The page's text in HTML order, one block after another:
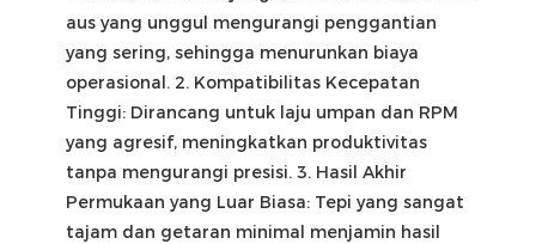
aus yang unggul mengurangi penggantian
yang sering, sehingga menurunkan biaya
operasional. 2. Kompatibilitas Kecepatan
Tinggi: Dirancang untuk laju umpan dan RPM
yang agresif, meningkatkan produktivitas
tanpa mengurangi presisi. 3. Hasil Akhir
Permukaan yang Luar Biasa: Tepi yang sangat
tajam dan getaran minimal menjamin hasil